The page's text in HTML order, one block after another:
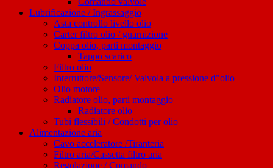
Lubrificazione / Ingrassaggio
Asta controllo livello olio
Carter filtro olio / guarnizione
Coppa olio, parti montaggio
Tappo scarico
Filtro olio
Interruttore/Sensore/ Valvola a pressione d"olio
Olio motore
Radiatore olio, parti montaggio
Radiatore olio
Tubi flessibili / Condotti per olio
Alimentazione aria
Cavo acceleratore /Tiranteria
Filtro aria/Cassetta filtro aria
Regolazione / Comando